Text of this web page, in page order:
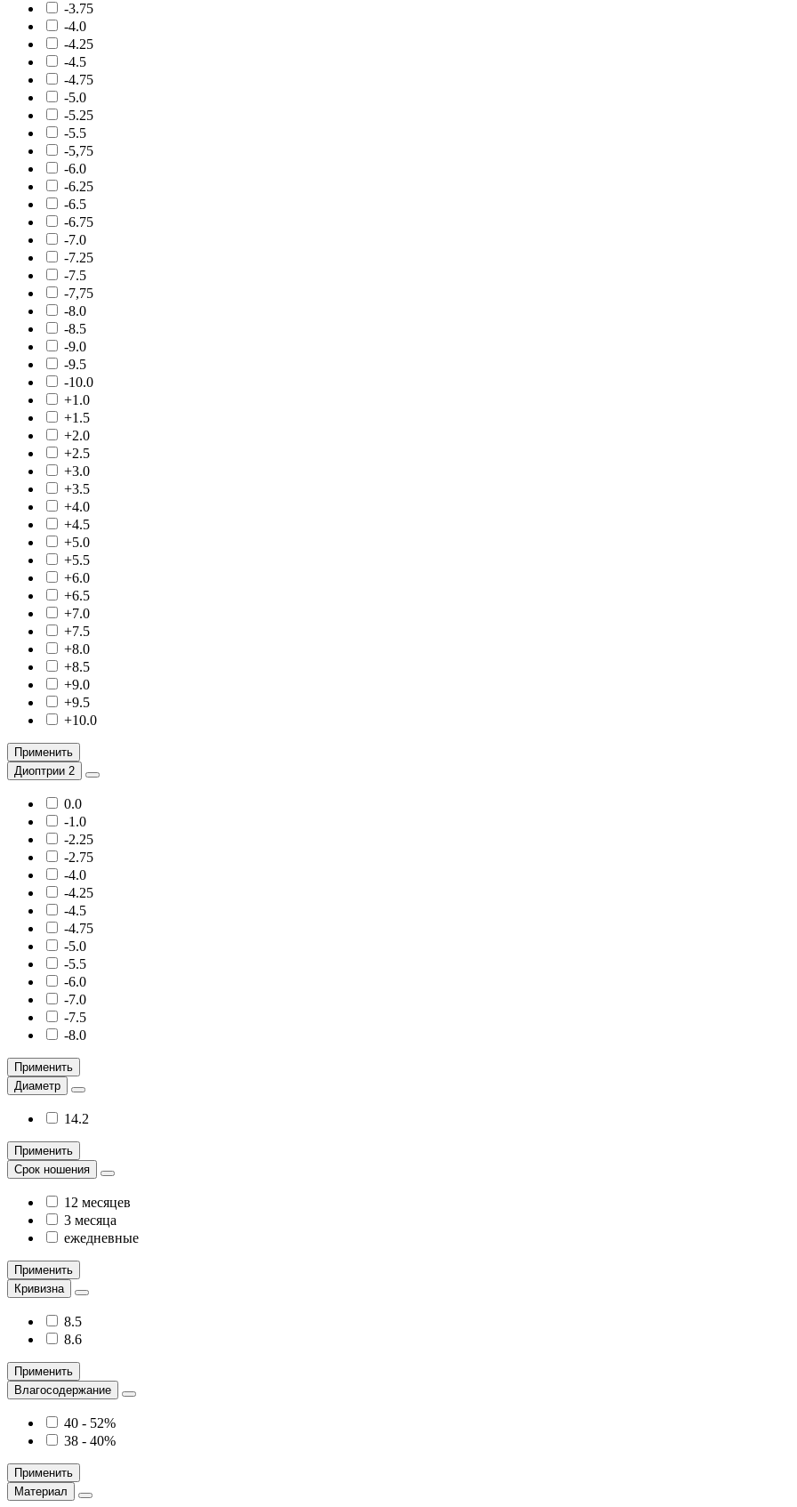
-3.75
-4.0
-4.25
-4.5
-4.75
-5.0
-5.25
-5.5
-5,75
-6.0
-6.25
-6.5
-6.75
-7.0
-7.25
-7.5
-7,75
-8.0
-8.5
-9.0
-9.5
-10.0
+1.0
+1.5
+2.0
+2.5
+3.0
+3.5
+4.0
+4.5
+5.0
+5.5
+6.0
+6.5
+7.0
+7.5
+8.0
+8.5
+9.0
+9.5
+10.0
Применить
Диоптрии 2
0.0
-1.0
-2.25
-2.75
-4.0
-4.25
-4.5
-4.75
-5.0
-5.5
-6.0
-7.0
-7.5
-8.0
Применить
Диаметр
14.2
Применить
Срок ношения
12 месяцев
3 месяца
ежедневные
Применить
Кривизна
8.5
8.6
Применить
Влагосодержание
40 - 52%
38 - 40%
Применить
Материал